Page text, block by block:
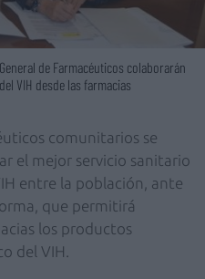
de Farmacéuticos colaborarán
VIH desde las farmacias
comunitarios se
el mejor servicio sanitario
entre la población, ante
que permitirá
los productos
del VIH.